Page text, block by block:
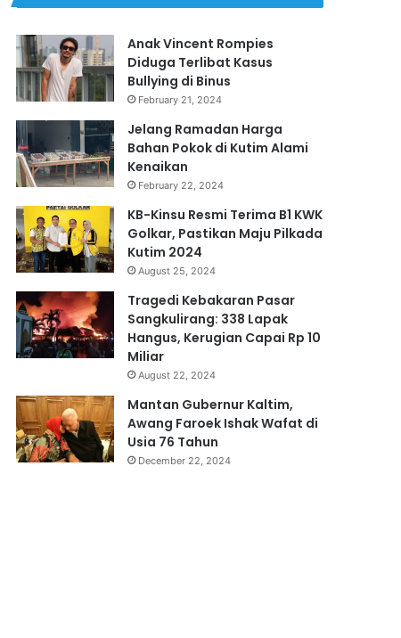
Anak Vincent Rompies
Diduga Terlibat Kasus
Bullying di Binus
February 21, 2024
Jelang Ramadan Harga
Bahan Pokok di Kutim Alami
Kenaikan
February 22, 2024
KB-Kinsu Resmi Terima B1 KWK
Golkar, Pastikan Maju Pilkada
Kutim 2024
August 25, 2024
Tragedi Kebakaran Pasar
Sangkulirang: 338 Lapak
Hangus, Kerugian Capai Rp 10
Miliar
August 22, 2024
Mantan Gubernur Kaltim,
Awang Faroek Ishak Wafat di
Usia 76 Tahun
December 22, 2024